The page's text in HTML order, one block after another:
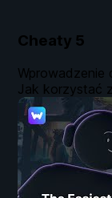
Cheaty 5
Wprowadzenie
Jak korzystać